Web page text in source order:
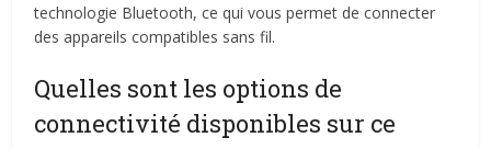
technologie Bluetooth, ce qui vous permet de connecter
des appareils compatibles sans fil.
Quelles sont les options de
connectivité disponibles sur ce